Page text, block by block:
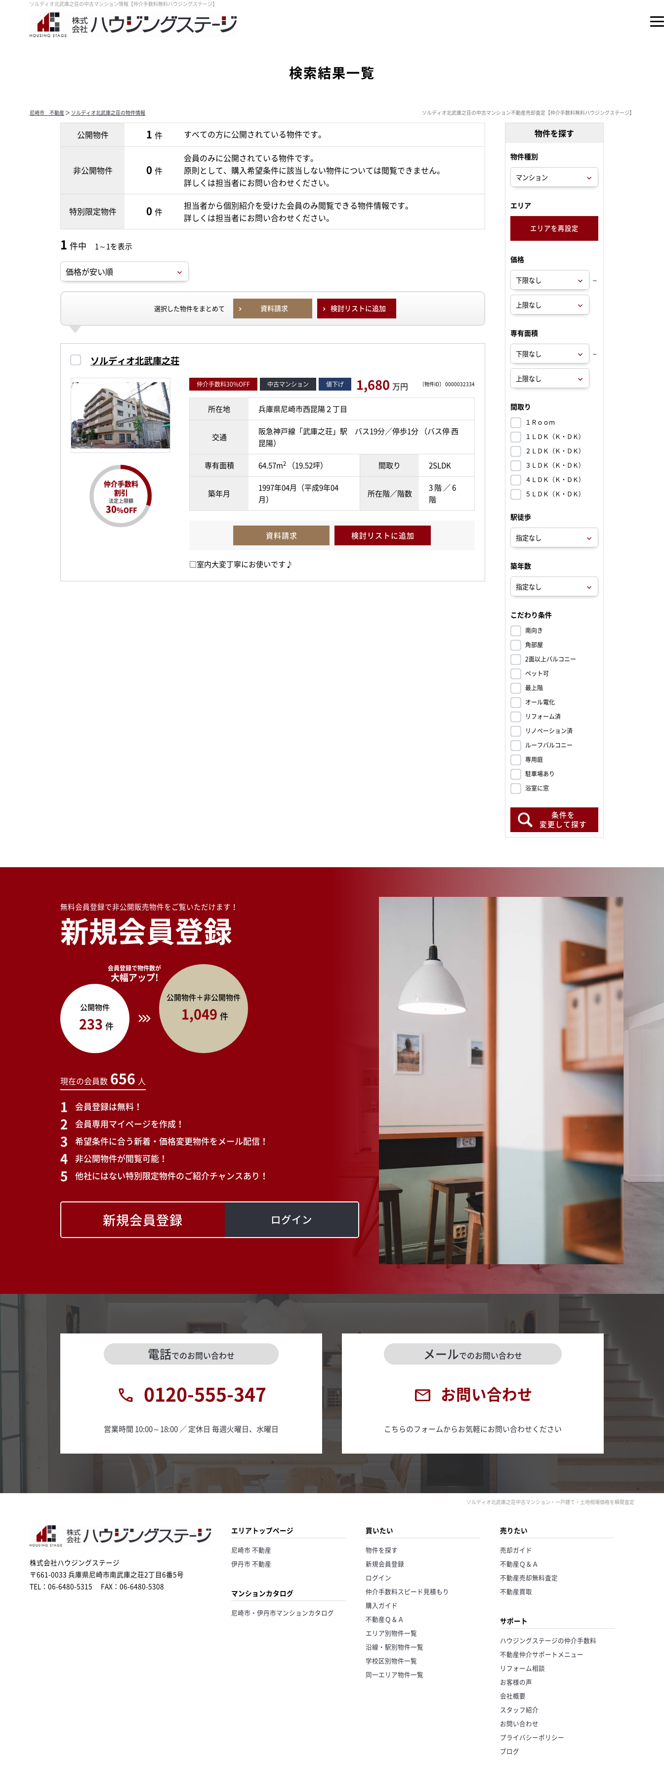
ソルディオ北武庫之荘の中古マンション情報【仲介手数料無料ハウジングステージ】
検索結果一覧
尼崎市 不動産 ＞ ソルディオ北武庫之荘の物件情報 ソルディオ北武庫之荘の中古マンション不動産売却査定【仲介手数料無料ハウジングステージ】
公開物件 1 件 すべての方に公開されている物件です。
非公開物件 0 件
会員のみに公開されている物件です。
原則として、購入希望条件に該当しない物件については閲覧できません。
詳しくは担当者にお問い合わせください。
特別限定物件 0 件
担当者から個別紹介を受けた会員のみ閲覧できる物件情報です。
詳しくは担当者にお問い合わせください。
1 件中 1～1を表示
選択した物件をまとめて 資料請求 検討リストに追加
ソルディオ北武庫之荘
仲介手数料
割引
法定上限額
30%OFF
〔物件ID〕 0000032334
仲介手数料30%OFF 中古マンション 値下げ 1,680 万円
所在地 兵庫県尼崎市西昆陽２丁目
交通
阪急神戸線「武庫之荘」駅 バス19分／停歩1分 （バス停 西
昆陽）
専有面積 64.57m2 （19.52坪） 間取り 2SLDK
築年月
1997年04月（平成9年04
月）
所在階／階数
3 階 ／ 6
階
資料請求 検討リストに追加
□室内大変丁寧にお使いです♪
物件を探す
物件種別
エリア
エリアを再設定
価格
～
専有面積
～
間取り
１Ｒｏｏｍ
１ＬＤＫ（Ｋ・ＤＫ）
２ＬＤＫ（Ｋ・ＤＫ）
３ＬＤＫ（Ｋ・ＤＫ）
４ＬＤＫ（Ｋ・ＤＫ）
５ＬＤＫ（Ｋ・ＤＫ）
駅徒歩
築年数
こだわり条件
南向き
角部屋
2面以上バルコニー
ペット可
最上階
オール電化
リフォーム済
リノベーション済
ルーフバルコニー
専用庭
駐車場あり
浴室に窓
条件を
変更して探す
無料会員登録で非公開販売物件をご覧いただけます！
新規会員登録
会員登録で物件数が
大幅アップ!
公開物件
233 件
公開物件＋非公開物件
1,049 件
現在の会員数 656 人
会員登録は無料！
会員専用マイページを作成！
希望条件に合う新着・価格変更物件をメール配信！
非公開物件が閲覧可能！
他社にはない特別限定物件のご紹介チャンスあり！
新規会員登録 ログイン
電話でのお問い合わせ
0120-555-347
営業時間 10:00～18:00 ／ 定休日 毎週火曜日、水曜日
メールでのお問い合わせ
お問い合わせ
こちらのフォームからお気軽にお問い合わせください
ソルディオ北武庫之荘中古マンション・一戸建て・土地相場価格を瞬間査定
株式会社ハウジングステージ
〒661-0033 兵庫県尼崎市南武庫之荘2丁目6番5号
TEL：06-6480-5315 FAX：06-6480-5308
エリアトップページ
尼崎市 不動産
伊丹市 不動産
マンションカタログ
尼崎市・伊丹市マンションカタログ
買いたい
物件を探す
新規会員登録
ログイン
仲介手数料スピード見積もり
購入ガイド
不動産Ｑ＆Ａ
エリア別物件一覧
沿線・駅別物件一覧
学校区別物件一覧
同一エリア物件一覧
売りたい
売却ガイド
不動産Ｑ＆Ａ
不動産売却無料査定
不動産買取
サポート
ハウジングステージの仲介手数料
不動産仲介サポートメニュー
リフォーム相談
お客様の声
会社概要
スタッフ紹介
お問い合わせ
プライバシーポリシー
ブログ